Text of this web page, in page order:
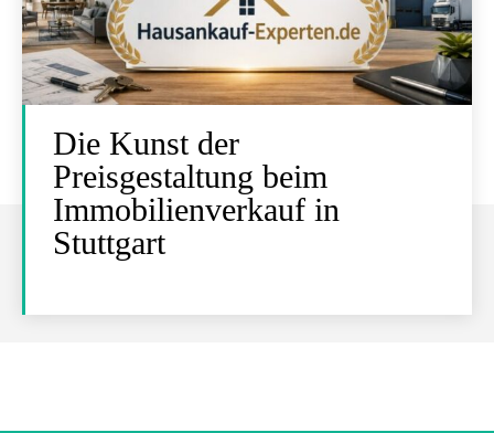
Die Kunst der
Preisgestaltung beim
Immobilienverkauf in
Stuttgart